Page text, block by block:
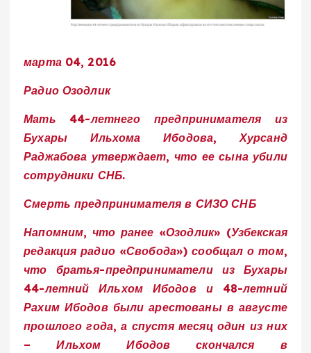
марта 04, 2016
Радио Озодлик
Мать 44-летнего предпринимателя из
Бухары Ильхома Ибодова, Хурсанд
Раджабова утверждает, что ее сына убили
сотрудники СНБ.
Смерть предпринимателя в СИЗО СНБ
Напомним, что ранее «Озодлик» (Узбекская
редакция радио «Свобода») сообщал о том,
что братья-предприниматели из Бухары
44-летний Ильхом Ибодов и 48-летний
Рахим Ибодов были арестованы в августе
прошлого года, а спустя месяц один из них
– Ильхом Ибодов скончался в